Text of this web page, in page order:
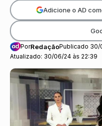
Atualizado: 30/06/24 às 22:39
PorRedaçãoPublicado 30/
Adicione o AD